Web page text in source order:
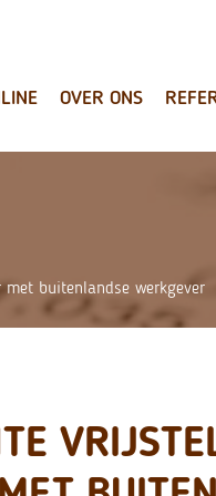
OVER ONS
buitenlandse werkgever